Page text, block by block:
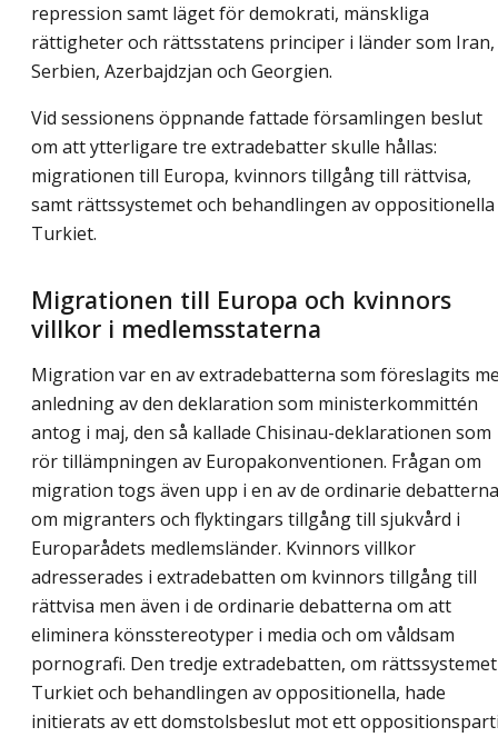
repression samt läget för demokrati, mänskliga
rättigheter och rättsstatens principer i länder som Iran,
Serbien, Azerbajdzjan och Georgien.
Vid sessionens öppnande fattade församlingen beslut
om att ytterligare tre extradebatter skulle hållas:
migrationen till Europa, kvinnors tillgång till rättvisa,
samt rättssystemet och behandlingen av
Turkiet.
Migrationen till Europa och kvinnors
villkor i medlemsstaterna
Migration var en av extradebatterna som föreslagits
anledning av den deklaration som ministerkommittén
antog i maj, den så kallade Chisinau-deklarationen som
rör tillämpningen av Europakonventionen. Frågan om
migration togs även upp i en av de ordinarie debatterna
om migranters och flyktingars tillgång till sjukvård i
Europarådets medlemsländer. Kvinnors villkor
adresserades i extradebatten om kvinnors tillgång till
rättvisa men även i de ordinarie debatterna om att
eliminera könsstereotyper i media och om våldsam
pornografi. Den tredje extradebatten, om
Turkiet och behandlingen av oppositionella, hade
initierats av ett domstolsbeslut mot ett